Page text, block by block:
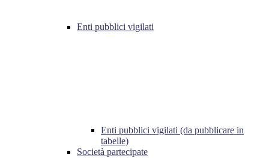
Enti pubblici vigilati
Enti pubblici vigilati (da pubblicare in
tabelle)
Società partecipate